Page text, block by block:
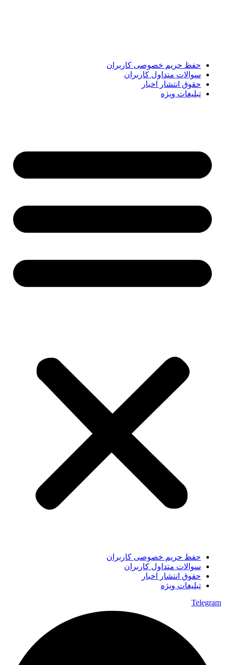
حفظ حریم خصوصی کاربران
سوالات متداول کاربران
حقوق انتشار اخبار
تبلیغات ویژه
حفظ حریم خصوصی کاربران
سوالات متداول کاربران
حقوق انتشار اخبار
تبلیغات ویژه
Telegram